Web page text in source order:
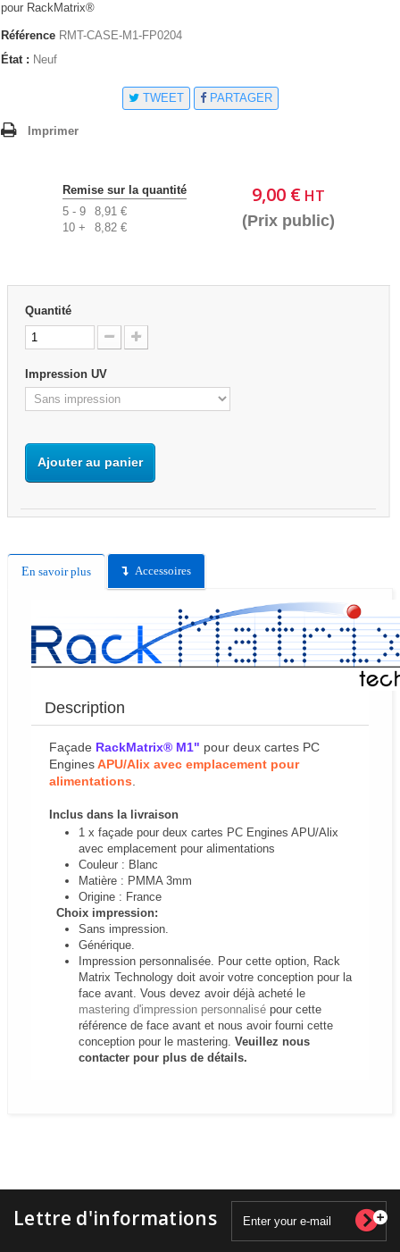
pour RackMatrix®
Référence RMT-CASE-M1-FP0204
État : Neuf
TWEET PARTAGER
Imprimer
9,00 € HT
(Prix public)
Remise sur la quantité
5 - 9
8,91 €
10 +
8,82 €
Quantité
Impression UV
Ajouter au panier
En savoir plus Accessoires
Description
Façade RackMatrix® M1" pour deux cartes PC
EnginesAPU/Alix avec emplacement pour
alimentations
Inclus dans la livraison
1 x façade pour deux cartes PC Engines APU/Alix
avec emplacement pour alimentations
Couleur : Blanc
Matière : PMMA 3mm
Origine : France
Choix impression:
Sans impression.
Générique.
Impression personnalisée.
Pour cette option, Rack
Matrix Technology doit avoir votre conception pour la
face avant. Vous devez avoir déjà acheté le
mastering d'impression personnalisé pour cette
référence de face avant et nous avoir fourni cette
conception pour le mastering. Veuillez nous
contacter pour plus de détails.
Lettre d'informations